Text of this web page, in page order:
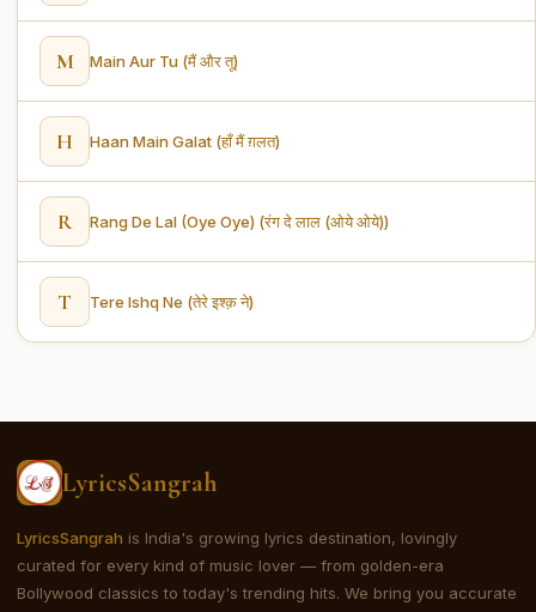
M Main Aur Tu (मैं और तू)
H Haan Main Galat (हाँ मैं ग़लत)
R Rang De Lal (Oye Oye) (रंग दे लाल (ओये ओये))
T Tere Ishq Ne (तेरे इश्क़ ने)
LyricsSangrah
LyricsSangrah is India's growing lyrics destination, lovingly
curated for every kind of music lover — from golden-era
Bollywood classics to today's trending hits. We bring you accurate